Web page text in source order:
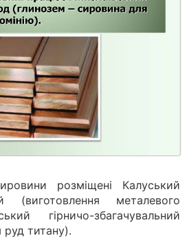
розміщені Калуський
(виготовлення металевого
гірничо-збагачувальний
руд титану).